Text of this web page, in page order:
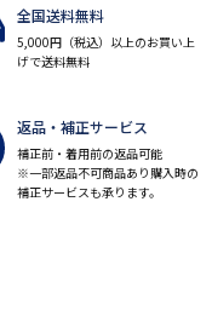
全国送料無料
5,000円（税込）以上のお買い上
げで送料無料
返品・補正サービス
補正前・着用前の返品可能
※一部返品不可商品あり購入時の
補正サービスも承ります。